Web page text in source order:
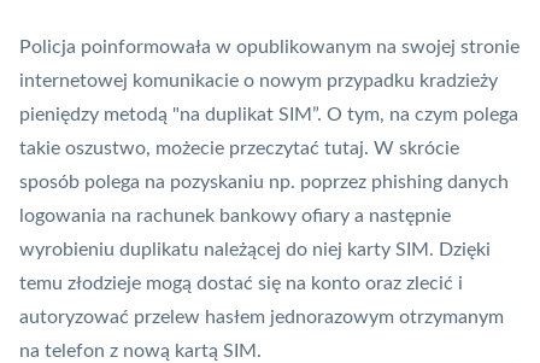
Policja poinformowała w opublikowanym na swojej stronie
internetowej komunikacie o nowym przypadku kradzieży
pieniędzy metodą "na duplikat SIM”. O tym, na czym polega
takie oszustwo, możecie przeczytać tutaj. W skrócie
sposób polega na pozyskaniu np. poprzez phishing danych
logowania na rachunek bankowy ofiary a następnie
wyrobieniu duplikatu należącej do niej karty SIM. Dzięki
temu złodzieje mogą dostać się na konto oraz zlecić i
autoryzować przelew hasłem jednorazowym otrzymanym
na telefon z nową kartą SIM.